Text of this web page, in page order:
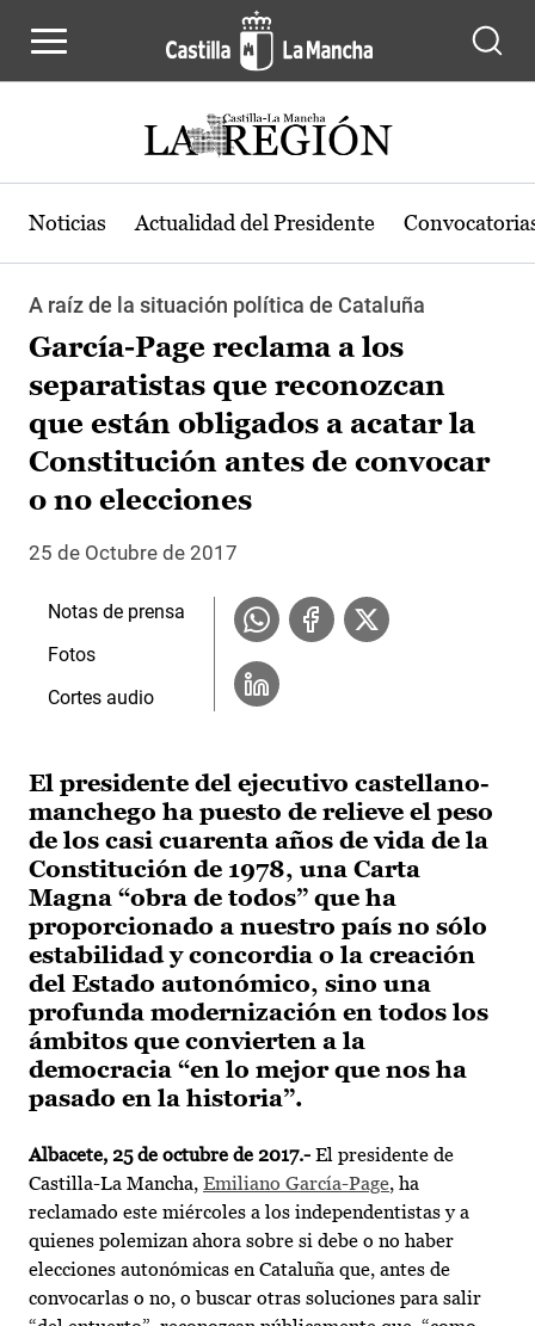
Noticias Actualidad del Presidente
A raíz de la situación política de Cataluña
García-Page reclama a los
separatistas que reconozcan
que están obligados a acatar la
Constitución antes de convocar
o no elecciones
25 de Octubre de 2017
El presidente del ejecutivo castellano-
manchego ha puesto de relieve el peso
de los casi cuarenta años de vida de la
Constitución de 1978, una Carta
Magna “obra de todos” que ha
proporcionado a nuestro país no sólo
estabilidad y concordia o la creación
del Estado autonómico, sino una
profunda modernización en todos los
ámbitos que convierten a la
democracia “en lo mejor que nos ha
pasado en la historia”.
Albacete, 25 de octubre de 2017.- El presidente de
Castilla-La Mancha, Emiliano García-Page, ha
reclamado este miércoles a los independentistas y a
quienes polemizan ahora sobre si debe o no haber
elecciones autonómicas en Cataluña que, antes de
convocarlas o no, o buscar otras soluciones para salir
Notas de prensa
Fotos
Cortes audio